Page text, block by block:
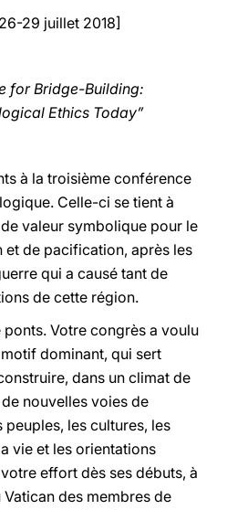
29 juillet 2018]
for Bridge-Building:
Ethics Today”
à la troisième conférence
Celle-ci se tient à
valeur symbolique pour le
de pacification, après les
qui a causé tant de
de cette région.
Votre congrès a voulu
dominant, qui sert
dans un climat de
nouvelles voies de
les cultures, les
vie et les orientations
effort dès ses débuts, à
Vatican des membres de